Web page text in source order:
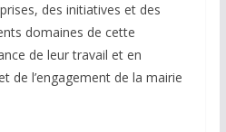
des initiatives et des
domaines de cette
de leur travail et en
de l’engagement de la mairie